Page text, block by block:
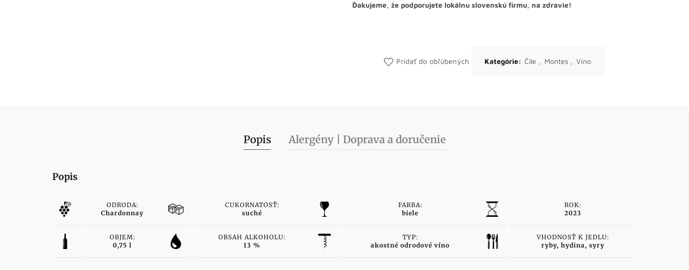
Ďakujeme, že podporujete lokálnu slovenskú firmu, na zdravie!
Pridať do obľúbených Kategórie: Čile , Montes , Víno
Popis Alergény | Doprava a doručenie
Popis
ODRODA:
Chardonnay
CUKORNATOSŤ:
suché
FARBA:
biele
ROK:
2023
OBJEM:
0,75 l
OBSAH ALKOHOLU:
13 %
TYP:
akostné odrodové víno
VHODNOSŤ K JEDLU:
ryby, hydina, syry